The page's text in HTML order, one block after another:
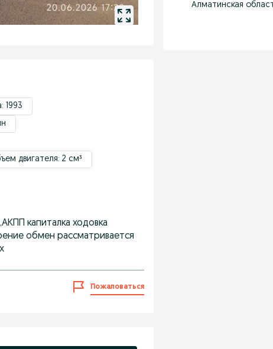
1993
двигателя: 2 см³
капиталка ходовка
обмен рассматривается
Пожаловаться
Алматинская